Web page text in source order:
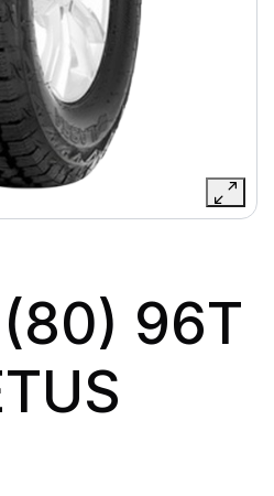
(80) 96T